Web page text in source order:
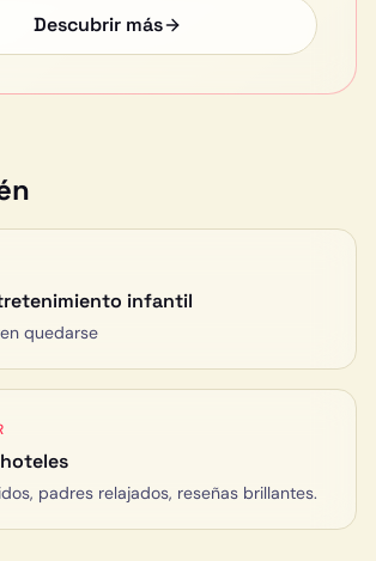
Descubrir más
infantil
quedarse
hoteles
padres relajados, reseñas brillantes.